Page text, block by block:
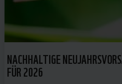
NACHHALTIGE
FÜR 2026